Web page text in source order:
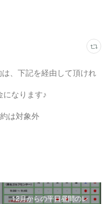
12月からの平日昼間のレ